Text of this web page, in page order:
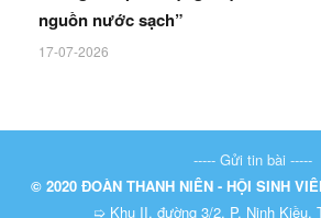
nguồn nước sạch”
17-07-2026
----- Gửi tin bài -----
© 2020 ĐOÀN THANH NIÊN - HỘI SINH
➯ Khu II, đường 3/2, P. Ninh Kiều,